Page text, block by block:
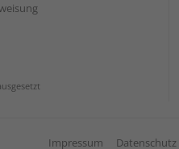
Impressum Datenschutz